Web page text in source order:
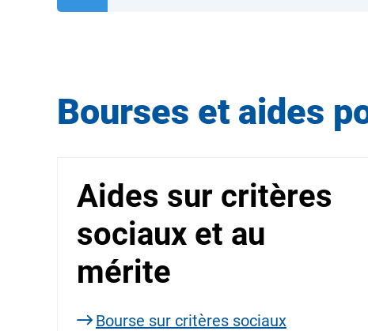
Bourses et aides
Aides sur critères
sociaux et au
mérite
Bourse sur critères sociaux